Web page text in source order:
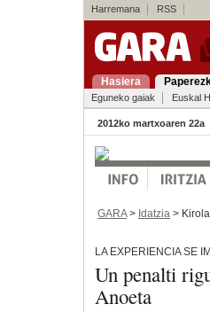
Harremana RSS
Hasiera
Eguneko gaiak Euskal
2012ko martxoaren 22a
GARA> Idatzia >
LA EXPERIENCIA SE
Un penalti
Anoeta